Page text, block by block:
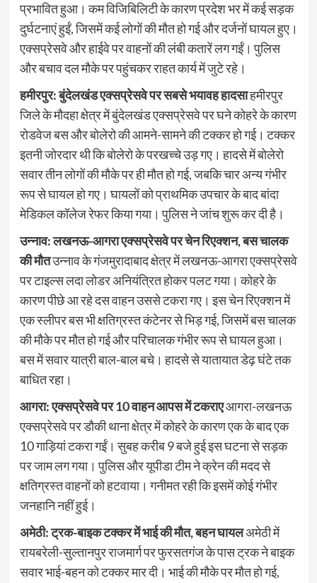
प्रभावित हुआ। कम विजिबिलिटी के कारण प्रदेश भर में कई सड़क
दुर्घटनाएं हुईं, जिसमें कई लोगों की मौत हो गई और दर्जनों घायल हुए।
एक्सप्रेसवे और हाईवे पर वाहनों की लंबी कतारें लग गईं। पुलिस
और बचाव दल मौके पर पहुंचकर राहत कार्य में जुटे रहे।
हमीरपुर: बुंदेलखंड एक्सप्रेसवे पर सबसे भयावह हादसाहमीरपुर
जिले के मौदहा क्षेत्र में बुंदेलखंड एक्सप्रेसवे पर घने कोहरे के कारण
रोडवेज बस और बोलेरो की आमने-सामने की टक्कर हो गई। टक्कर
इतनी जोरदार थी कि बोलेरो के परखच्चे उड़ गए। हादसे में बोलेरो
सवार तीन लोगों की मौके पर ही मौत हो गई, जबकि चार अन्य गंभीर
रूप से घायल हो गए। घायलों को प्राथमिक उपचार के बाद बांदा
मेडिकल कॉलेज रेफर किया गया। पुलिस ने जांच शुरू कर दी है।
उन्नाव: लखनऊ-आगरा एक्सप्रेसवे पर चेन रिएक्शन, बस चालक
की मौतउन्नाव के गंजमुरादाबाद क्षेत्र में लखनऊ-आगरा एक्सप्रेसवे
पर टाइल्स लदा लोडर अनियंत्रित होकर पलट गया। कोहरे के
कारण पीछे आ रहे दस वाहन उससे टकरा गए। इस चेन रिएक्शन में
एक स्लीपर बस भी क्षतिग्रस्त कंटेनर से भिड़ गई, जिसमें बस चालक
की मौके पर मौत हो गई और परिचालक गंभीर रूप से घायल हुआ।
बस में सवार यात्री बाल-बाल बचे। हादसे से यातायात डेढ़ घंटे तक
बाधित रहा।
आगरा: एक्सप्रेसवे पर 10 वाहन आपस में टकराएआगरा-लखनऊ
एक्सप्रेसवे पर डौकी थाना क्षेत्र में कोहरे के कारण एक के बाद एक
10 गाड़ियां टकरा गईं। सुबह करीब 9 बजे हुई इस घटना से सड़क
पर जाम लग गया। पुलिस और यूपीडा टीम ने क्रेन की मदद से
क्षतिग्रस्त वाहनों को हटवाया। गनीमत रही कि इसमें कोई गंभीर
जनहानि नहीं हुई।
अमेठी: ट्रक-बाइक टक्कर में भाई की मौत, बहन घायलअमेठी में
रायबरेली-सुल्तानपुर राजमार्ग पर फुरसतगंज के पास ट्रक ने बाइक
सवार भाई-बहन को टक्कर मार दी। भाई की मौके पर मौत हो गई,